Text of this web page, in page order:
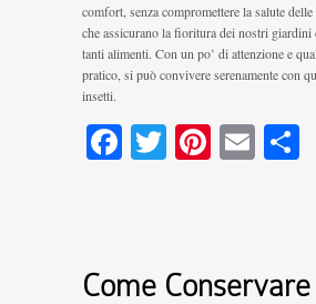
comfort, senza compromettere la salute
che assicurano la fioritura dei nostri giardini
tanti alimenti. Con un po’ di attenzione e
pratico, si può convivere serenamente con
insetti.
Facebook
TwitterPinterest
Email
Come